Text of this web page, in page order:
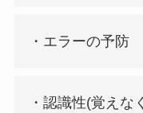
・エラーの予防
・認識性(覚えな